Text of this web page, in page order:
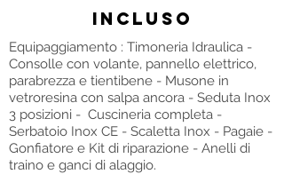
INCLUSO
Equipaggiamento : Timoneria Idraulica -
Consolle con volante, pannello elettrico,
parabrezza e tientibene - Musone in
vetroresina con salpa ancora - Seduta Inox
3 posizioni - Cuscineria completa -
Serbatoio Inox CE - Scaletta Inox - Pagaie -
Gonfiatore e Kit di riparazione - Anelli di
traino e ganci di alaggio.